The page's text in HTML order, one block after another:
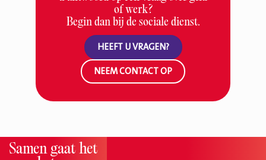
of werk?
Begin dan bij de sociale dienst.
HEEFT U VRAGEN?
NEEM CONTACT OP
Samen gaat het